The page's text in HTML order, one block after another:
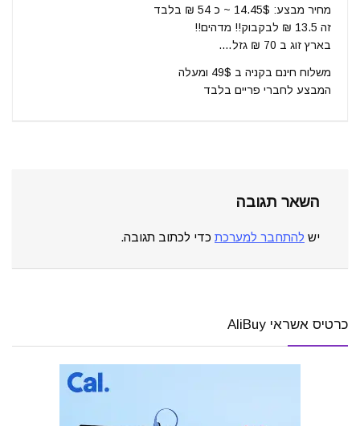
מחיר מבצע: 14.45$ ~ כ 54 ₪ בלבד
זה 13.5 ₪ לבקבוק!! מדהים!!
בארץ זוג ב 70 ₪ גזל….
משלוח חינם בקניה ב 49$ ומעלה
המבצע לחברי פריים בלבד
השאר תגובה
יש להתחבר למערכת כדי לכתוב תגובה.
כרטיס אשראי AliBuy